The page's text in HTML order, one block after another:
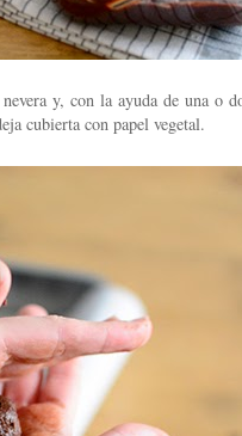
y, con la ayuda de una o
cubierta con papel vegetal.